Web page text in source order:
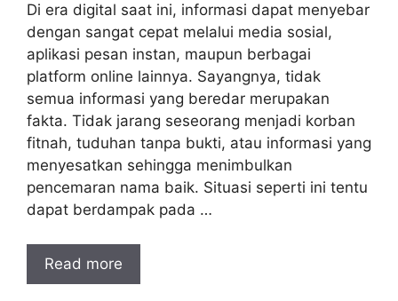
Di era digital saat ini, informasi dapat menyebar
dengan sangat cepat melalui media sosial,
aplikasi pesan instan, maupun berbagai
platform online lainnya. Sayangnya, tidak
semua informasi yang beredar merupakan
fakta. Tidak jarang seseorang menjadi korban
fitnah, tuduhan tanpa bukti, atau informasi yang
menyesatkan sehingga menimbulkan
pencemaran nama baik. Situasi seperti ini tentu
dapat berdampak pada …
Read more